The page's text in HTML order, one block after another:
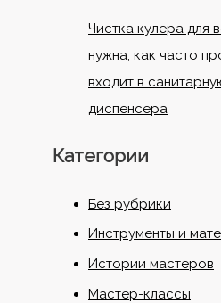
Чистка кулера для
нужна, как часто
входит в
диспенсера
Категории
Без рубрики
Инструменты и
Истории мастеров
Мастер-классы